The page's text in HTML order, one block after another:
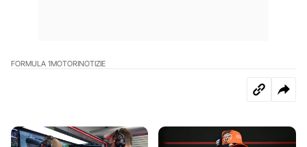
FORMULA 1MOTORINOTIZIE